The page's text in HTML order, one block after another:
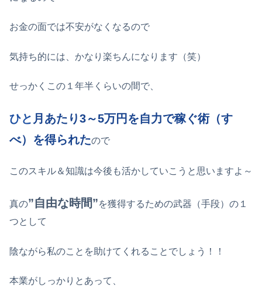
お金の面では不安がなくなるので
気持ち的には、かなり楽ちんになります（笑）
せっかくこの１年半くらいの間で、
ひと 月あたり3～5万円を自力で稼ぐ術（す
べ）を得られたので
このスキル＆知識は今後も活かしていこうと思いますよ～
真の”自由な時間”を獲得するための武器（手段）の１
つとして
陰ながら私のことを助けてくれることでしょう！！
本業がしっかりとあって、